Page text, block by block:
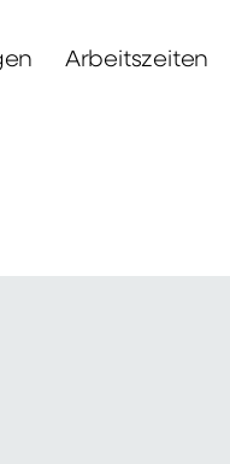
Arbeitszeiten